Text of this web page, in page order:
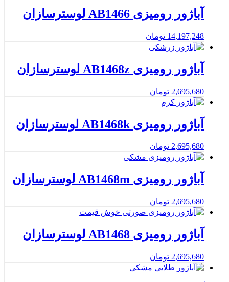
آباژور رومیزی AB1466 لوسترسازان
14,197,248 تومان
آباژور رومیزی AB1468z لوسترسازان
2,695,680 تومان
آباژور رومیزی AB1468k لوسترسازان
2,695,680 تومان
آباژور رومیزی AB1468m لوسترسازان
2,695,680 تومان
آباژور رومیزی AB1468 لوسترسازان
2,695,680 تومان